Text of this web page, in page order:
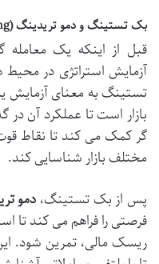
بک تستینگ و دمو تریدینگ (Backtesting & Demo Trading)
قبل از اینکه یک معامله
آزمایش استراتژی در
تستینگ به معنای آزمایش
بازار است تا عملکرد آن در
گر کمک می کند تا نقاط
مختلف بازار شناسایی کند.
پس از بک تستینگ، دمو
فرصتی را فراهم می کند تا
ریسک مالی، تمرین شود.